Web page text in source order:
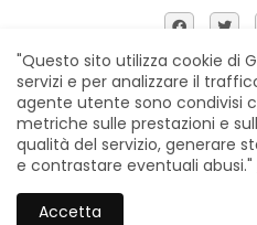
Home Chi siamo
All Right Reserved
"Questo sito utilizza cookie di
servizi e per analizzare il
agente utente sono condivisi
metriche sulle prestazioni e
qualità del servizio, generare
e contrastare eventuali abusi."
Accetta